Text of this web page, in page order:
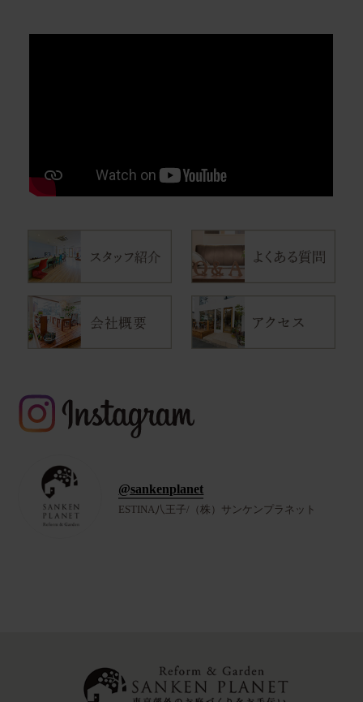
@sankenplanet
ESTINA八王子/（株）サンケンプラネット